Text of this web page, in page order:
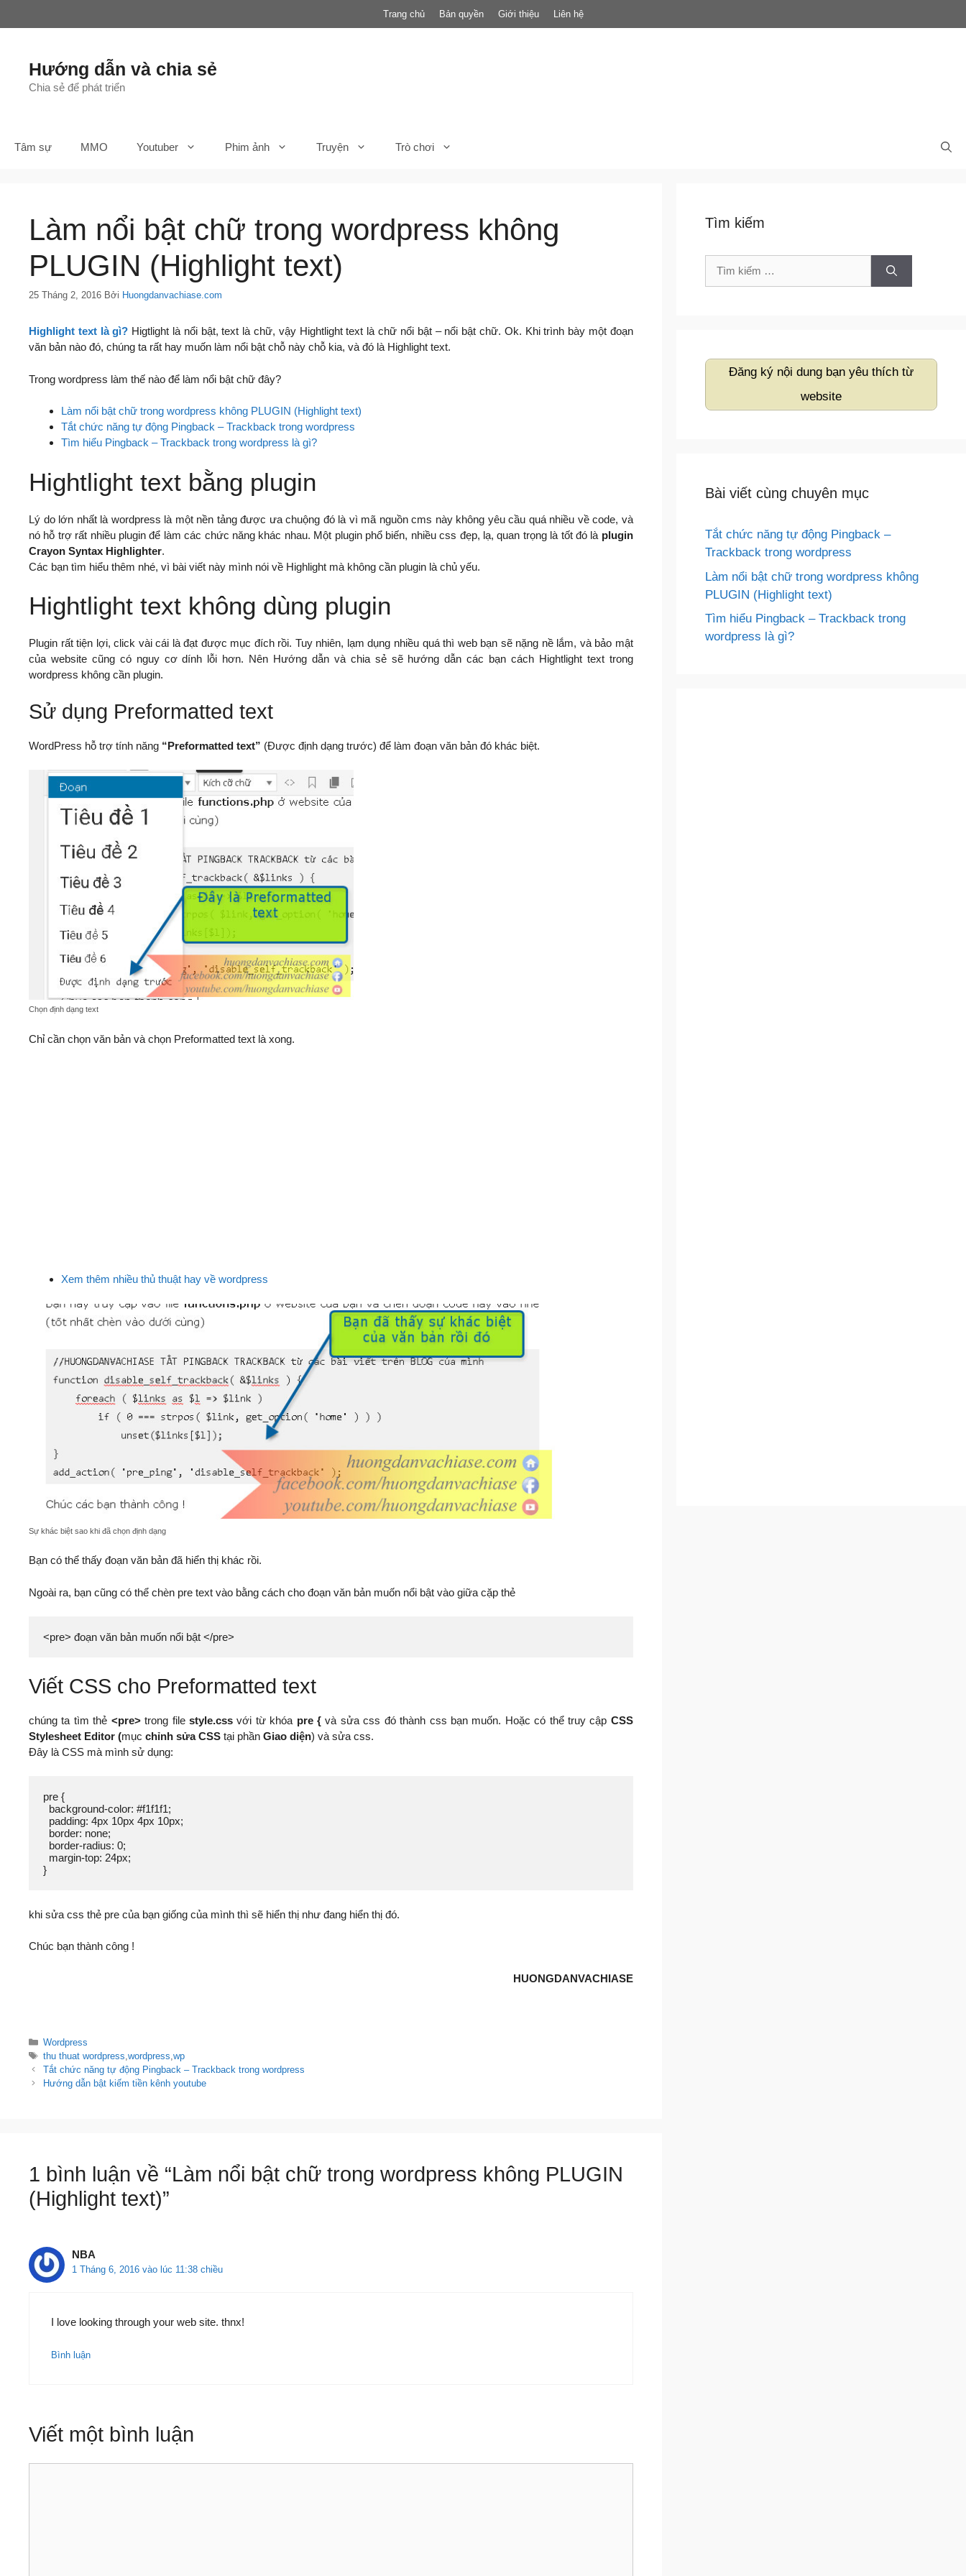
Trang chủ Bản quyền Giới thiệu Liên hệ
Hướng dẫn và chia sẻ
Chia sẻ để phát triển
Tâm sự MMO Youtuber Phim ảnh Truyện Trò chơi
Làm nổi bật chữ trong wordpress không
PLUGIN (Highlight text)
25 Tháng 2, 2016 Bởi Huongdanvachiase.com
Highlight text là gì? Higtlight là nổi bật, text là chữ, vậy Hightlight text là chữ nổi bật – nổi bật chữ. Ok. Khi trình bày một đoạn
văn bản nào đó, chúng ta rất hay muốn làm nổi bật chỗ này chỗ kia, và đó là Highlight text.
Trong wordpress làm thế nào để làm nổi bật chữ đây?
Làm nổi bật chữ trong wordpress không PLUGIN (Highlight text)
Tắt chức năng tự động Pingback – Trackback trong wordpress
Tìm hiểu Pingback – Trackback trong wordpress là gì?
Hightlight text bằng plugin
Lý do lớn nhất là wordpress là một nền tảng được ưa chuộng đó là vì mã nguồn cms này không yêu cầu quá nhiều về code, và
nó hỗ trợ rất nhiều plugin để làm các chức năng khác nhau. Một plugin phổ biến, nhiều css đẹp, lạ, quan trọng là tốt đó là plugin
Crayon Syntax Highlighter.
Các bạn tìm hiểu thêm nhé, vì bài viết này mình nói về Highlight mà không cần plugin là chủ yếu.
Hightlight text không dùng plugin
Plugin rất tiện lợi, click vài cái là đạt được mục đích rồi. Tuy nhiên, lạm dụng nhiều quá thì web bạn sẽ nặng nề lắm, và bảo mật
của website cũng có nguy cơ dính lỗi hơn. Nên Hướng dẫn và chia sẻ sẽ hướng dẫn các bạn cách Hightlight text trong
wordpress không cần plugin.
Sử dụng Preformatted text
WordPress hỗ trợ tính năng “Preformatted text” (Được định dạng trước) để làm đoạn văn bản đó khác biệt.
Chọn định dạng text
Chỉ cần chọn văn bản và chọn Preformatted text là xong.
Xem thêm nhiều thủ thuật hay về wordpress
Sự khác biệt sao khi đã chọn định dạng
Bạn có thể thấy đoạn văn bản đã hiển thị khác rồi.
Ngoài ra, bạn cũng có thể chèn pre text vào bằng cách cho đoạn văn bản muốn nổi bật vào giữa cặp thẻ
<pre> đoạn văn bản muốn nổi bật </pre>
Viết CSS cho Preformatted text
chúng ta tìm thẻ <pre>trong file style.cssvới từ khóa pre { và sửa css đó thành css bạn muốn. Hoặc có thể truy cập CSS
Stylesheet Editor (mục chỉnh sửa CSS tại phần Giao diện) và sửa css.
Đây là CSS mà mình sử dụng:
pre {
  background-color: #f1f1f1;
  padding: 4px 10px 4px 10px;
  border: none;
  border-radius: 0;
  margin-top: 24px;
}
khi sửa css thẻ pre của bạn giống của mình thì sẽ hiển thị như đang hiển thị đó.
Chúc bạn thành công !
HUONGDANVACHIASE
Danh
mục
Wordpress
Thẻ
thu thuat wordpress ,wordpress ,wp
Điều
hướng
Tắt chức năng tự động Pingback – Trackback trong wordpress
Hướng dẫn bật kiếm tiền kênh youtube
1 bình luận về “Làm nổi bật chữ trong wordpress không PLUGIN
(Highlight text)”
NBA
1 Tháng 6, 2016 vào lúc 11:38 chiều
I love looking through your web site. thnx!
Bình luận
Viết một bình luận
Tìm kiếm
Tìm
Đăng ký nội dung bạn yêu thích từ
website
Bài viết cùng chuyên mục
Tắt chức năng tự động Pingback –
Trackback trong wordpress
Làm nổi bật chữ trong wordpress không
PLUGIN (Highlight text)
Tìm hiểu Pingback – Trackback trong
wordpress là gì?